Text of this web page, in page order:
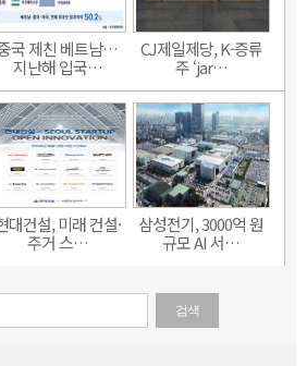
국 제친 베트남…
지난해 입국…
CJ제일제당, K-증류
주 ‘jar…
대건설, 미래 건설·
주거 스…
삼성전기, 3000억 원
규모 AI 서…
검색